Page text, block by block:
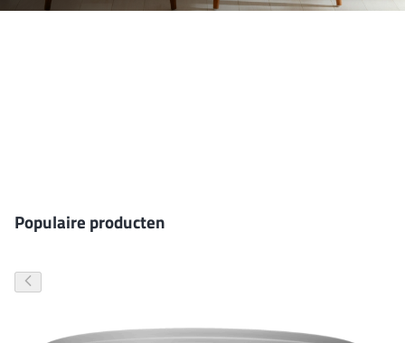
Populaire producten